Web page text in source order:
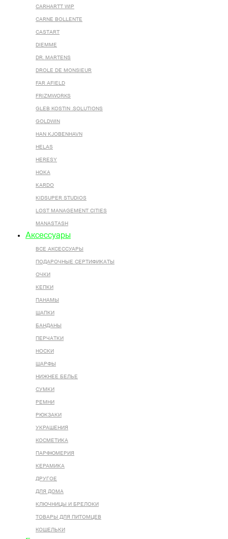
CARHARTT WIP
CARNE BOLLENTE
CASTART
DIEMME
DR. MARTENS
DROLE DE MONSIEUR
FAR AFIELD
FRIZMWORKS
GLEB KOSTIN .SOLUTIONS
GOLDWIN
HAN KJOBENHAVN
HELAS
HERESY
HOKA
KARDO
KIDSUPER STUDIOS
LOST MANAGEMENT CITIES
MANASTASH
Аксессуары
ВСЕ AКСЕССУАРЫ
ПОДАРОЧНЫЕ СЕРТИФИКАТЫ
ОЧКИ
КЕПКИ
ПАНАМЫ
ШАПКИ
БАНДАНЫ
ПЕРЧАТКИ
НОСКИ
ШАРФЫ
НИЖНЕЕ БЕЛЬЕ
СУМКИ
РЕМНИ
РЮКЗАКИ
УКРАШЕНИЯ
КОСМЕТИКА
ПАРФЮМЕРИЯ
КЕРАМИКА
ДРУГОЕ
ДЛЯ ДОМА
КЛЮЧНИЦЫ И БРЕЛОКИ
ТОВАРЫ ДЛЯ ПИТОМЦЕВ
КОШЕЛЬКИ